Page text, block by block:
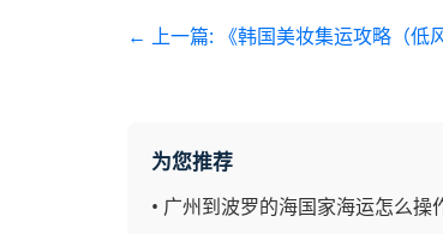
← 上一篇: 《韩国美妆集运攻略（低
为您推荐
• 广州到波罗的海国家海运怎么操